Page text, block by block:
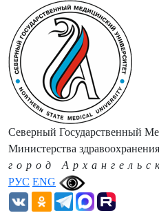
РУС ENG
Северный Государственный
Министерства
город